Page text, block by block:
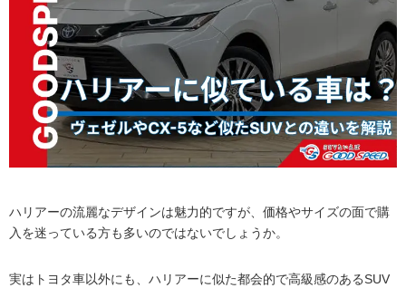
ハリアーの流麗なデザインは魅力的ですが、価格やサイズの面で購
入を迷っている方も多いのではないでしょうか。
実はトヨタ車以外にも、ハリアーに似た都会的で高級感のあるSUV